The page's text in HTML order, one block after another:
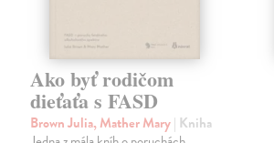
Ako byť rodičom
dieťaťa s FASD
Brown Julia, Mather Mary| Kniha